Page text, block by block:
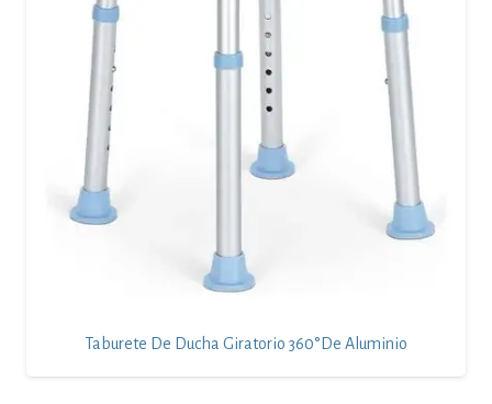
Taburete De Ducha Giratorio 360°de Aluminio